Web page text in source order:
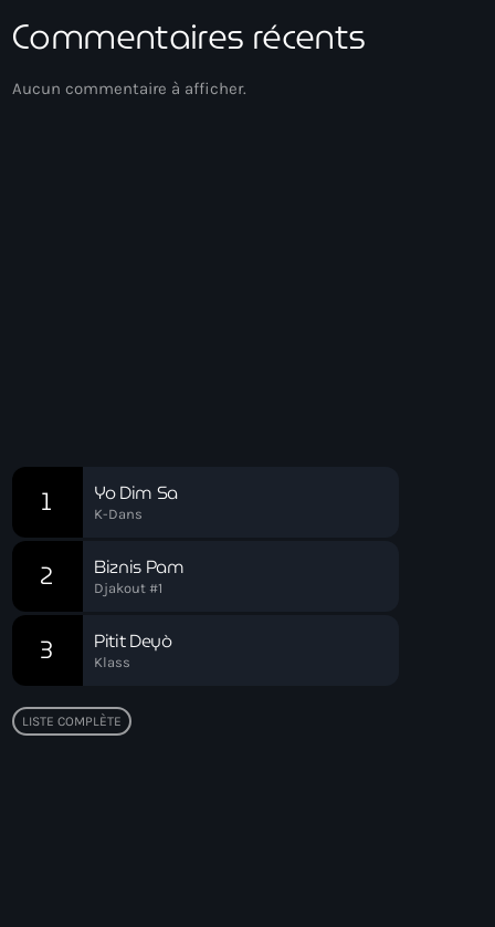
Commentaires récents
Aucun commentaire à afficher.
1 Yo Dim Sa
K-Dans
2 Biznis Pam
Djakout #1
3 Pitit Deyò
Klass
LISTE COMPLÈTE